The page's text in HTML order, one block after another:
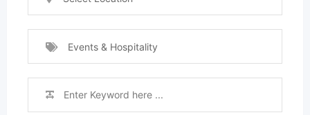
Events & Hospitality